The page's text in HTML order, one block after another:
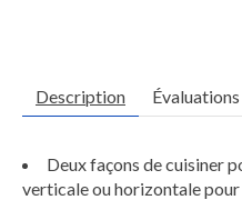
Description
Deux façons de cuisiner
verticale ou horizontale